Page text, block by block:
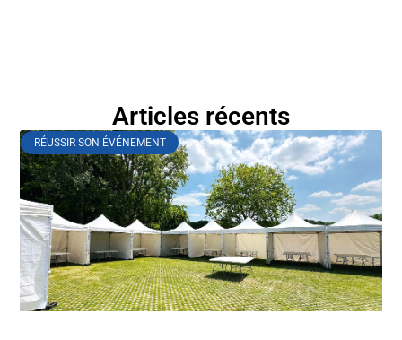
Articles récents
RÉUSSIR SON ÉVÉNEMENT